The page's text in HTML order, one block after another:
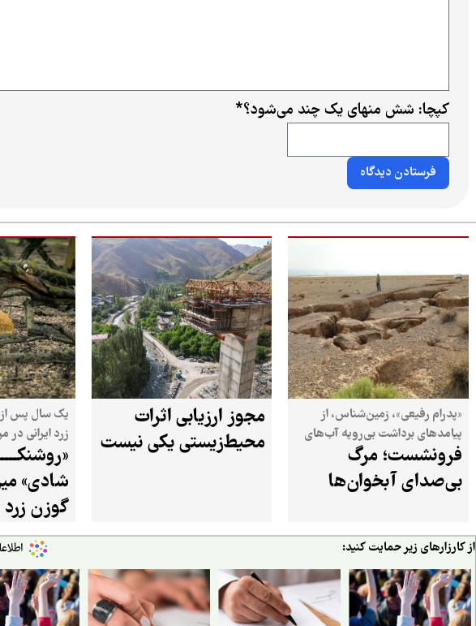
کپچا: شش منهای یک چند می‌شود؟*
«پدرام رفیعی»، زمین‌شناس، از
پیامدهای برداشت بی‌رویه آب‌های
زیرزمینی می‌گوید
فرونشست؛ مرگ
بی‌صدای آبخوان‌ها
مجوز ارزیابی اثرات
محیط‌زیستی یکی نیست
یک سال پس
زرد ایرانی در
برنامه‌های
بررسی می‌کند
شادی»
گوزن زرد
از کارزارهای زیر حمایت کنید: